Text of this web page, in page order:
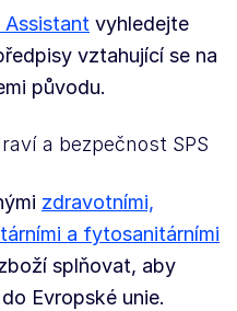
Assistant vyhledejte
vztahující se na
původu.
a bezpečnost SPS
zdravotními,
a fytosanitárními
splňovat, aby
Evropské unie.